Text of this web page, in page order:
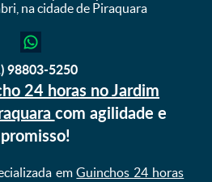
na cidade de Piraquara
98803-5250
24 horas no Jardim
com agilidade e
emGuinchos 24 horas